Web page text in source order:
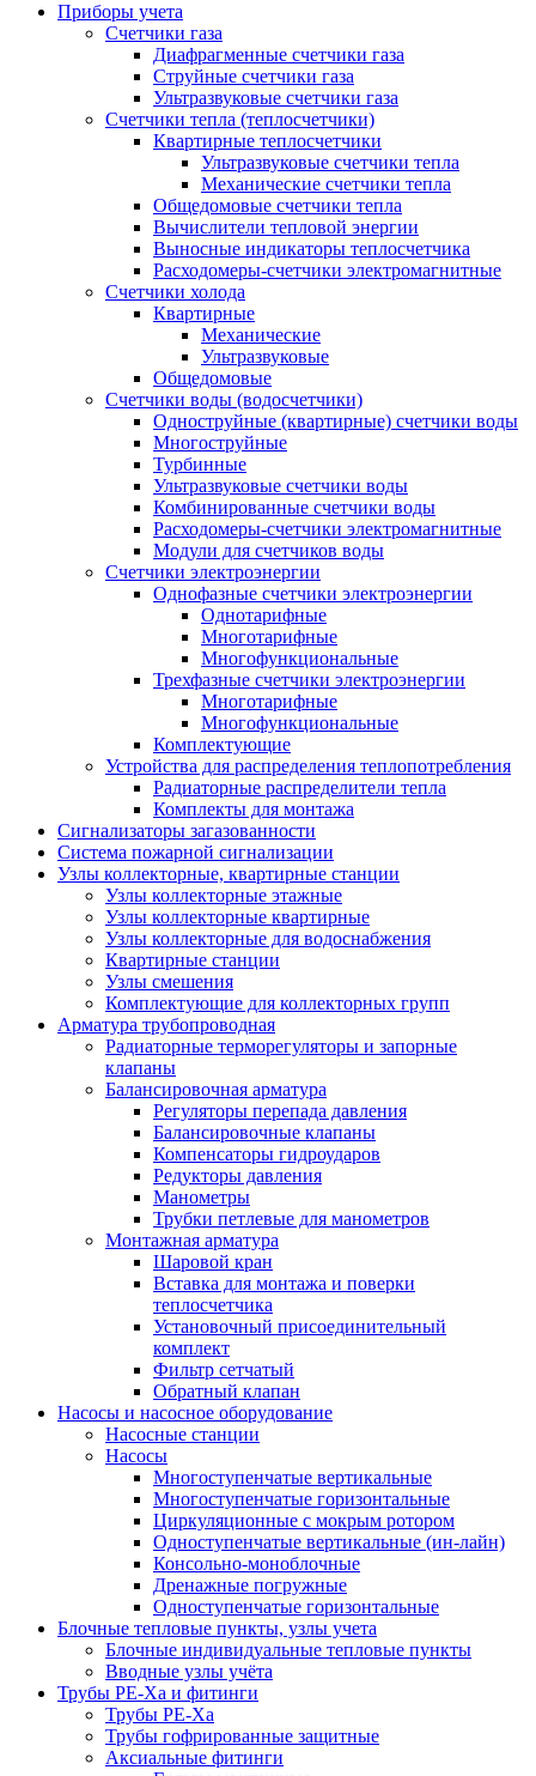
Приборы учета
Счетчики газа
Диафрагменные счетчики газа
Струйные счетчики газа
Ультразвуковые счетчики газа
Счетчики тепла (теплосчетчики)
Квартирные теплосчетчики
Ультразвуковые счетчики тепла
Механические счетчики тепла
Общедомовые счетчики тепла
Вычислители тепловой энергии
Выносные индикаторы теплосчетчика
Расходомеры-счетчики электромагнитные
Счетчики холода
Квартирные
Механические
Ультразвуковые
Общедомовые
Счетчики воды (водосчетчики)
Одноструйные (квартирные) счетчики воды
Многоструйные
Турбинные
Ультразвуковые счетчики воды
Комбинированные счетчики воды
Расходомеры-счетчики электромагнитные
Модули для счетчиков воды
Счетчики электроэнергии
Однофазные счетчики электроэнергии
Однотарифные
Многотарифные
Многофункциональные
Трехфазные счетчики электроэнергии
Многотарифные
Многофункциональные
Комплектующие
Устройства для распределения теплопотребления
Радиаторные распределители тепла
Комплекты для монтажа
Сигнализаторы загазованности
Система пожарной сигнализации
Узлы коллекторные, квартирные станции
Узлы коллекторные этажные
Узлы коллекторные квартирные
Узлы коллекторные для водоснабжения
Квартирные станции
Узлы смешения
Комплектующие для коллекторных групп
Арматура трубопроводная
Радиаторные терморегуляторы и запорные
клапаны
Балансировочная арматура
Регуляторы перепада давления
Балансировочные клапаны
Компенсаторы гидроударов
Редукторы давления
Манометры
Трубки петлевые для манометров
Монтажная арматура
Шаровой кран
Вставка для монтажа и поверки
теплосчетчика
Установочный присоединительный
комплект
Фильтр сетчатый
Обратный клапан
Насосы и насосное оборудование
Насосные станции
Насосы
Многоступенчатые вертикальные
Многоступенчатые горизонтальные
Циркуляционные с мокрым ротором
Одноступенчатые вертикальные (ин-лайн)
Консольно-моноблочные
Дренажные погружные
Одноступенчатые горизонтальные
Блочные тепловые пункты, узлы учета
Блочные индивидуальные тепловые пункты
Вводные узлы учёта
Трубы РЕ-Ха и фитинги
Трубы РЕ-Ха
Трубы гофрированные защитные
Аксиальные фитинги